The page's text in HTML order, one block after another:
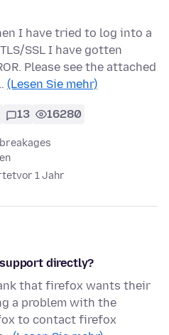
I have tried to log into a
SSL I have gotten
Please see the attached
(Lesen Sie mehr)
13 16280
vor 1 Jahr
directly?
that firefox wants their
a problem with the
to contact firefox